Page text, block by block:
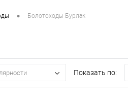
/ Велосипеды / Самокаты
Принадлежности
• Болотоходы Бурлак
Показать по: